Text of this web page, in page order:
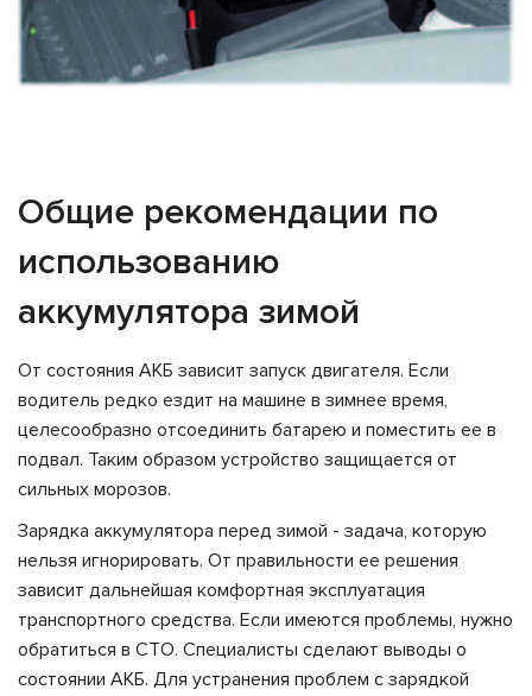
Общие рекомендации по
использованию
аккумулятора зимой
От состояния АКБ зависит запуск двигателя. Если
водитель редко ездит на машине в зимнее время,
целесообразно отсоединить батарею и поместить ее в
подвал. Таким образом устройство защищается от
сильных морозов.
Зарядка аккумулятора перед зимой - задача, которую
нельзя игнорировать. От правильности ее решения
зависит дальнейшая комфортная эксплуатация
транспортного средства. Если имеются проблемы, нужно
обратиться в СТО. Специалисты сделают выводы о
состоянии АКБ. Для устранения проблем с зарядкой